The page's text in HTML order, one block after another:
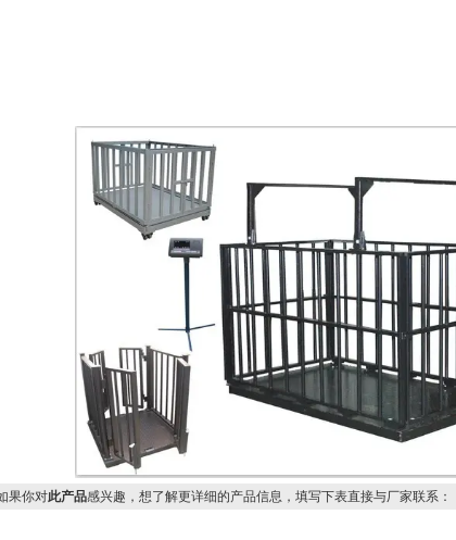
你对此产品感兴趣，想了解更详细的产品信息，填写下表直接与厂家联系：